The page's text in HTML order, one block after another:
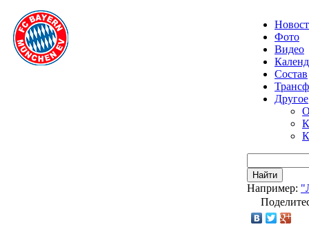
Фото
Видео
Состав
Другое
Найти
Например: